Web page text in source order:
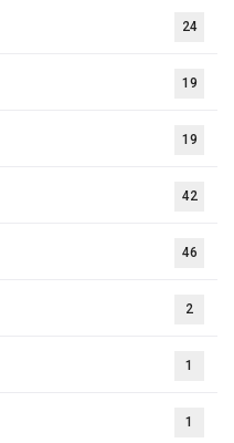
24
19
19
42
46
2
1
1